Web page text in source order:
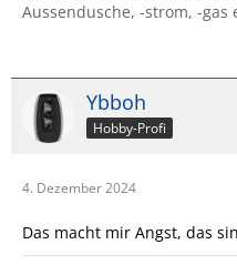
Aussendusche, -strom, -gas
Ybboh
Hobby-Profi
4. Dezember 2024
Das macht mir Angst, das